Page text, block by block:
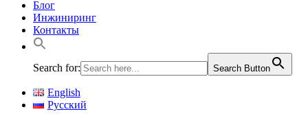
Блог
Инжиниринг
Контакты
Search for: Search Button
English
Русский